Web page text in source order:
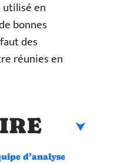
en
bonnes
des
réunies en
d’analyse